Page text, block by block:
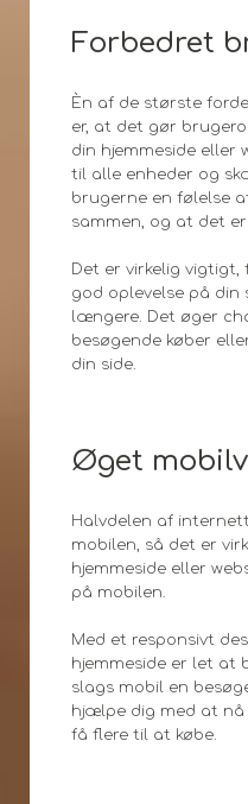
Forbedret
Èn af de største
er, at det gør
din hjemmeside eller
til alle enheder og
brugerne en følelse
sammen, og at det
Det er virkelig
god oplevelse på din
længere. Det øger
besøgende køber
din side.
Øget
Halvdelen af
mobilen, så det er
hjemmeside eller
på mobilen.
Med et responsivt
hjemmeside er let at
slags mobil en
hjælpe dig med at nå
få flere til at købe.